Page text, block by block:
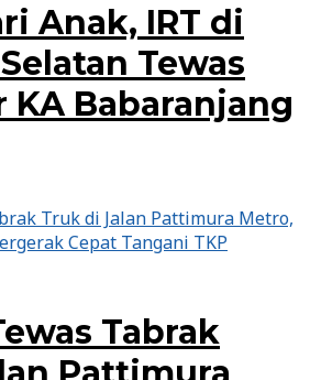
Anak, IRT di
Tewas
KA Babaranjang
Tabrak